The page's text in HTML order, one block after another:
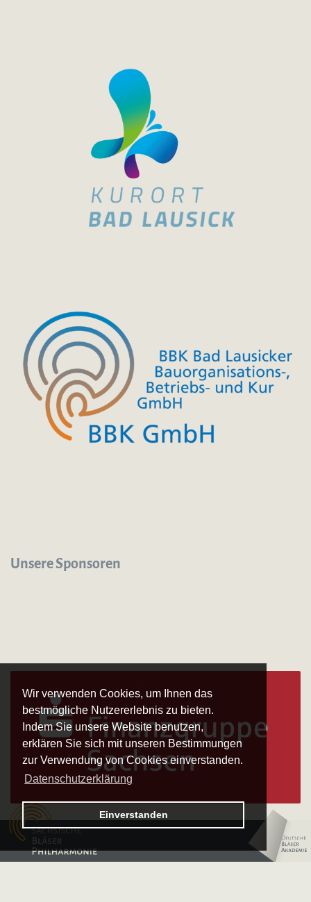
Wir verwenden Cookies, um Ihnen das
bestmögliche Nutzererlebnis zu bieten.
Indem Sie unsere Website benutzen,
erklären Sie sich mit unseren Bestimmungen
zur Verwendung von Cookies einverstanden.
Datenschutzerklärung
Einverstanden
Logo – Sächsische Bläserphilharmonie
Logo – Deutsche
Unsere Sponsoren